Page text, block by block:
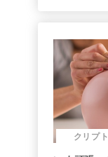
クリプト